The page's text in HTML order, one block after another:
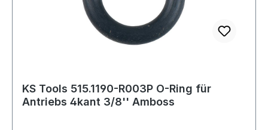
KS Tools 515.1190-R003P O-Ring für
Antriebs 4kant 3/8'' Amboss